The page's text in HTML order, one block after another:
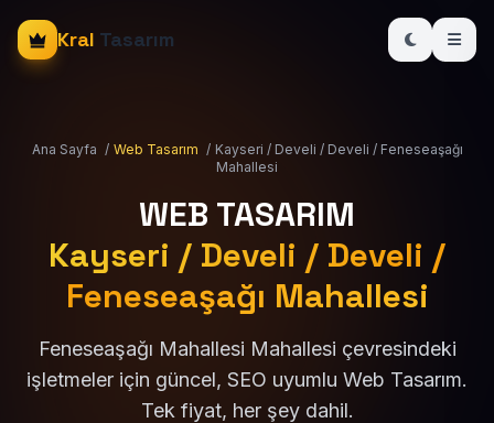
Kral Tasarım
Ana Sayfa / Web Tasarım / Kayseri / Develi / Develi / Feneseaşağı
Mahallesi
WEB TASARIM
Kayseri / Develi / Develi /
Feneseaşağı Mahallesi
Feneseaşağı Mahallesi Mahallesi çevresindeki
işletmeler için güncel, SEO uyumlu Web Tasarım.
Tek fiyat, her şey dahil.